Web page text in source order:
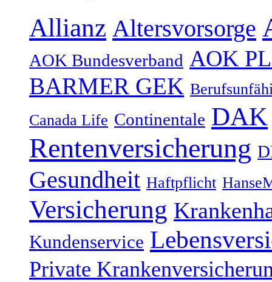
Allianz Altersvorsorge
AOK Bundesverband AOK
BARMER GEK
Canada Life Continentale DAK
Rentenversicherung
Gesundheit Haftpflicht
Versicherung
Kundenservice
Private